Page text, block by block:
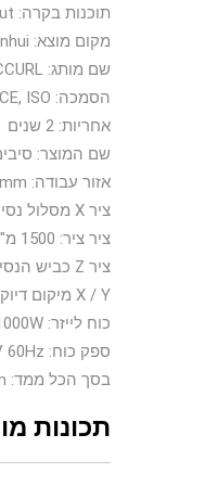
תוכנות בקרה: Cypcut
מקום מוצא: Anhui, סין (היבשתית)
שם מותג: ACCURL
הסמכה: CE, ISO
אחריות: 2 שנים
שם המוצר:
אזור עבודה: 3000mm * 1500mm
ציר X מסלול נסיעה: 3015 מ"מ
ציר ציר: 1500 מ"מ
ציר Z כביש הנסיעה: 100mm
X / Y מיקום דיוק: ± 0.05mm
כוח לייזר: IPG RAYCUS 1000W
ספק כוח: 380V 50Hz / 220V 60Hz
בסך הכל ממד: 4500mm * 2850mm * 1800mm
תכונות